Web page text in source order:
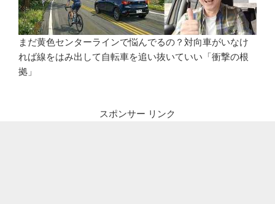
まだ黄色センターラインで悩んでるの？対向車がいなけ
れば線をはみ出して自転車を追い抜いていい「衝撃の根
拠」
スポンサー リンク